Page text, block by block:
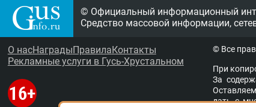
© Официальный информационный
Средство массовой информации,
О насНаграды Правила Контакты
Рекламные услуги в Гусь-Хрустальном
© Все
При
За
дать с